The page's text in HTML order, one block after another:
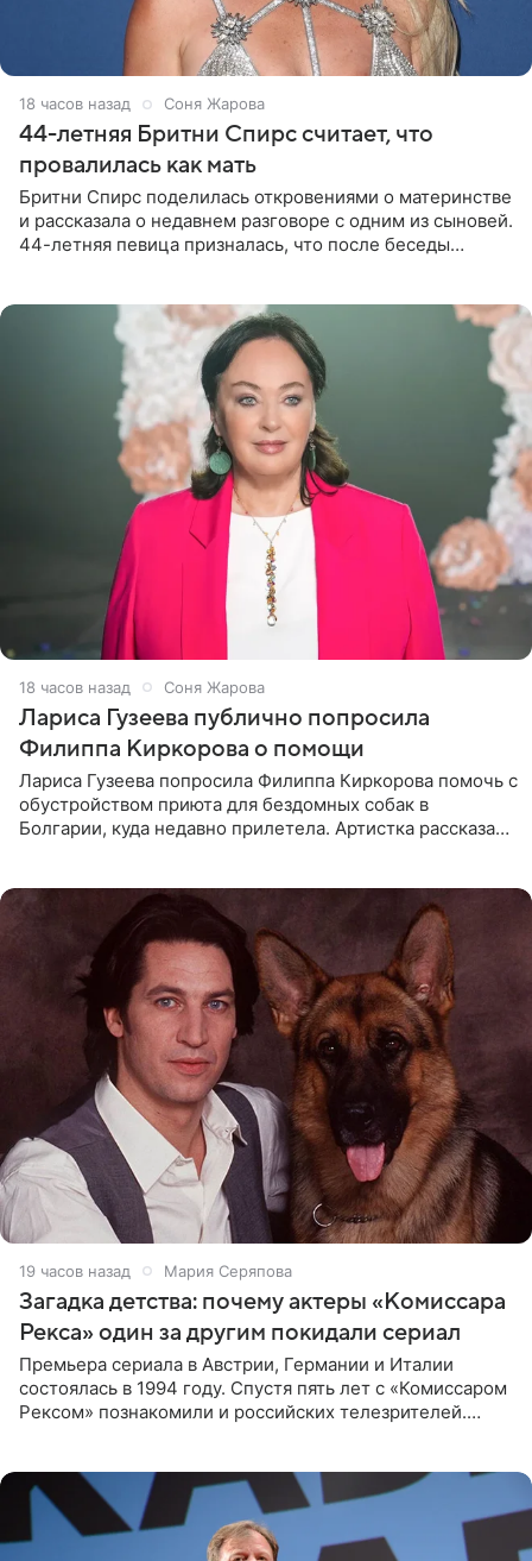
18 часов назад Соня Жарова
44-летняя Бритни Спирс считает, что
провалилась как мать
Бритни Спирс поделилась откровениями о материнстве
и рассказала о недавнем разговоре с одним из сыновей.
44-летняя певица призналась, что после беседы
18 часов назад Соня Жарова
Лариса Гузеева публично попросила
Филиппа Киркорова о помощи
Лариса Гузеева попросила Филиппа Киркорова помочь с
обустройством приюта для бездомных собак в
Болгарии, куда недавно прилетела. Артистка рассказала
19 часов назад Мария Серяпова
Загадка детства: почему актеры «Комиссара
Рекса» один за другим покидали сериал
Премьера сериала в Австрии, Германии и Италии
состоялась в 1994 году. Спустя пять лет с «Комиссаром
Рексом» познакомили и российских телезрителей.